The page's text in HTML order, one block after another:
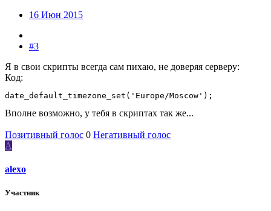
16 Июн 2015
#3
Я в свои скрипты всегда сам пихаю, не доверяя серверу:
Код:
Вполне возможно, у тебя в скриптах так же...
Позитивный голос 0 Негативный голос
A
alexo
Участник